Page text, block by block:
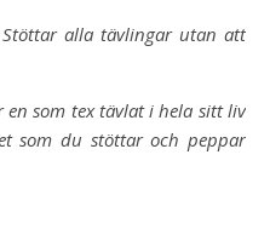
alla tävlingar utan att
som tex tävlat i hela sitt liv
som du stöttar och peppar